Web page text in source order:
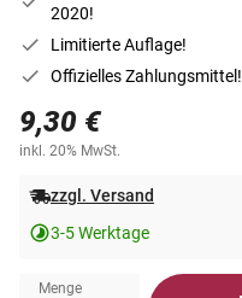
2020!
Limitierte Auflage!
Offizielles Zahlungsmittel!
9,30 €
inkl. 20% MwSt.
zzgl. Versand
3-5 Werktage
Menge